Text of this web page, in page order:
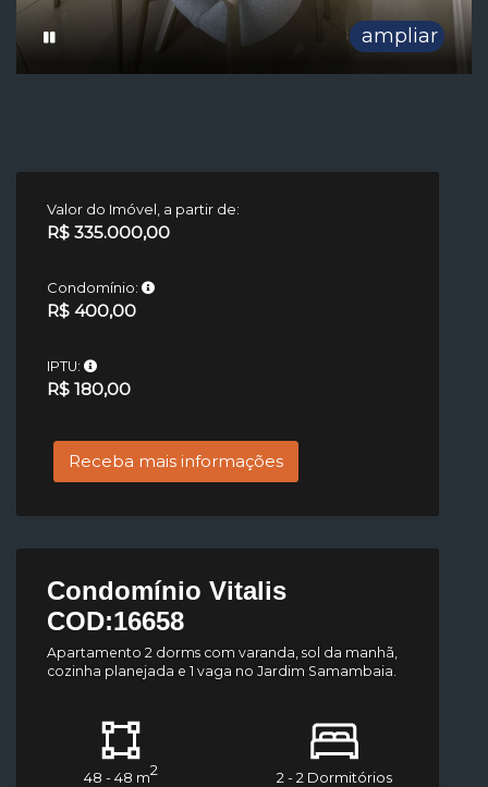
ampliar
Condomínio Vitalis
COD:16658
Apartamento 2 dorms com varanda, sol da manhã,
cozinha planejada e 1 vaga no Jardim Samambaia.
48 - 48 m2 2 - 2 Dormitórios
Valor do Imóvel, a partir de:
R$ 335.000,00
Condomínio:
R$ 400,00
IPTU:
R$ 180,00
Receba mais informações